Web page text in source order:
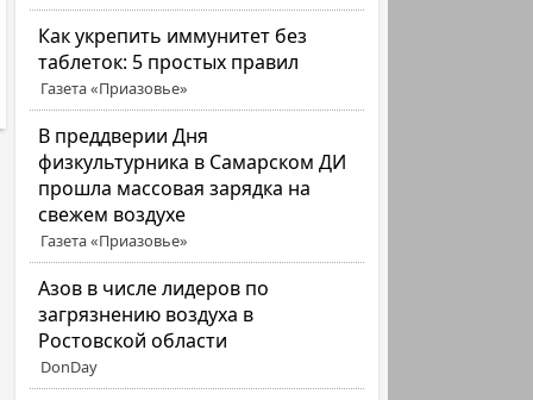
Как укрепить иммунитет без
таблеток: 5 простых правил
Газета «Приазовье»
В преддверии Дня
физкультурника в Самарском ДИ
прошла массовая зарядка на
свежем воздухе
Газета «Приазовье»
Азов в числе лидеров по
загрязнению воздуха в
Ростовской области
DonDay